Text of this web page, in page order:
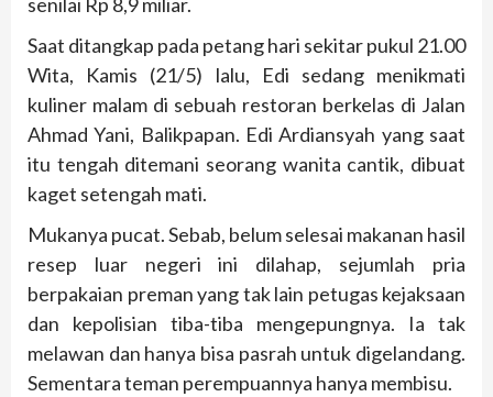
Saat ditangkap pada petang hari sekitar pukul 21.00
Wita, Kamis (21/5) lalu, Edi sedang menikmati
kuliner malam di sebuah restoran berkelas di Jalan
Ahmad Yani, Balikpapan. Edi Ardiansyah yang saat
itu tengah ditemani seorang wanita cantik, dibuat
kaget setengah mati.
Mukanya pucat. Sebab, belum selesai makanan hasil
resep luar negeri ini dilahap, sejumlah pria
berpakaian preman yang tak lain petugas kejaksaan
dan kepolisian tiba-tiba mengepungnya. Ia tak
melawan dan hanya bisa pasrah untuk digelandang.
Sementara teman perempuannya hanya membisu.